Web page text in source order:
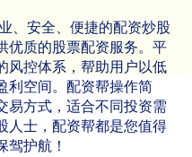
、安全、便捷的配资炒股
优质的股票配资服务。平
风控体系，帮助用户以低
利空间。配资帮操作简
易方式，适合不同投资需
人士，配资帮都是您值得
护航！